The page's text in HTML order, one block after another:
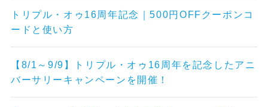
トリプル・オゥ16周年記念｜500円OFFクーポンコ
ードと使い方
【8/1～9/9】トリプル・オゥ16周年を記念したアニ
バーサリーキャンペーンを開催！